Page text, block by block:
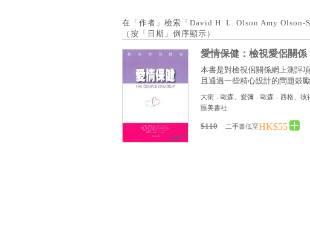
在「作者」檢索「David H. L. Olson Amy Olson-
（按「日期」倒序顯示）
愛情保健：檢視愛侶關係
本書是對檢視侶關係網上測評
且通過一些精心設計的問題鼓
大衛．歐森、愛彌．歐森．西格、彼
匯美書社
$110 二手書低至HK$55